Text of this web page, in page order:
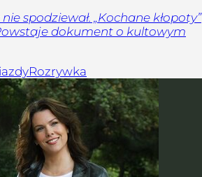
spodziewał. „Kochane kłopoty”
dokument o kultowym
Rozrywka